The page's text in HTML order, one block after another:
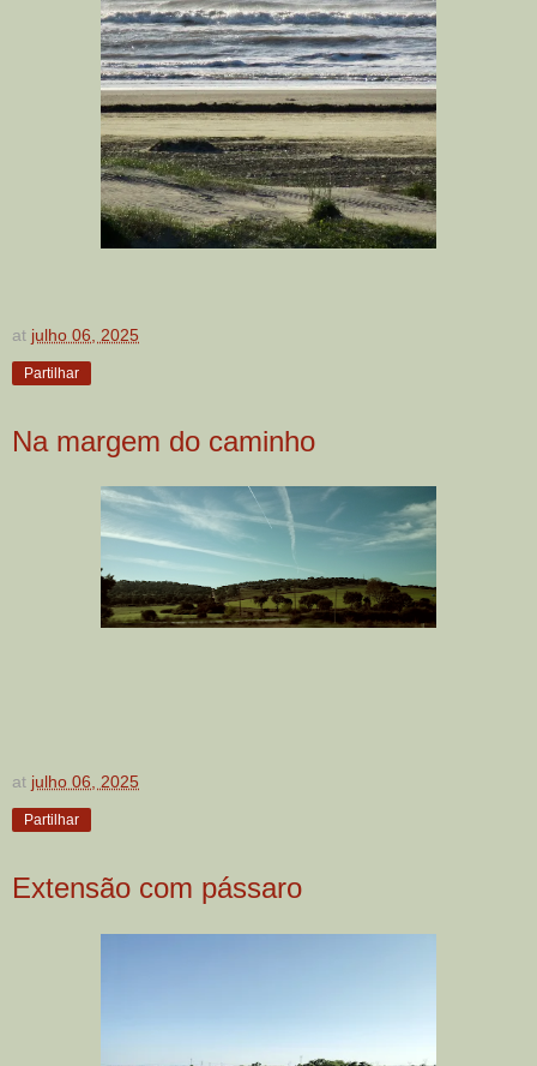
at julho 06, 2025
Partilhar
Na margem do caminho
at julho 06, 2025
Partilhar
Extensão com pássaro